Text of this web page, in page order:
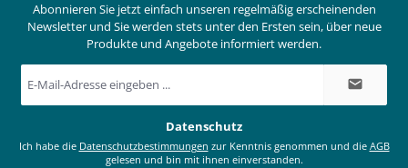
Abonnieren Sie jetzt einfach unseren regelmäßig erscheinenden
Newsletter und Sie werden stets unter den Ersten sein, über neue
Produkte und Angebote informiert werden.
Mail-
Datenschutz
Ich habe die Datenschutzbestimmungen zur Kenntnis genommen und die AGB
gelesen und bin mit ihnen einverstanden.